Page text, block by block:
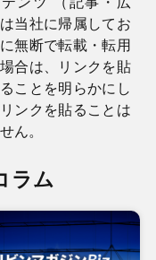
当社に帰属してお
無断で転載・転用
合は、リンクを貼
ことを明らかにし
ンクを貼ることは
ん。
ラム